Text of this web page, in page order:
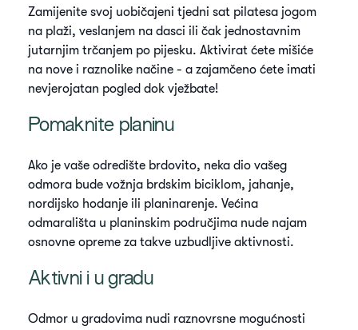
Zamijenite svoj uobičajeni tjedni sat pilatesa jogom
na plaži, veslanjem na dasci ili čak jednostavnim
jutarnjim trčanjem po pijesku. Aktivirat ćete mišiće
na nove i raznolike načine - a zajamčeno ćete imati
nevjerojatan pogled dok vježbate!
Pomaknite planinu
Ako je vaše odredište brdovito, neka dio vašeg
odmora bude vožnja brdskim biciklom, jahanje,
nordijsko hodanje ili planinarenje. Većina
odmarališta u planinskim područjima nude najam
osnovne opreme za takve uzbudljive aktivnosti.
Aktivni i u gradu
Odmor u gradovima nudi raznovrsne mogućnosti